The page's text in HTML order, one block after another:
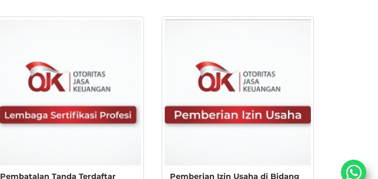
Pembatalan Tanda Terdaftar Pemberian Izin Usaha di Bidang